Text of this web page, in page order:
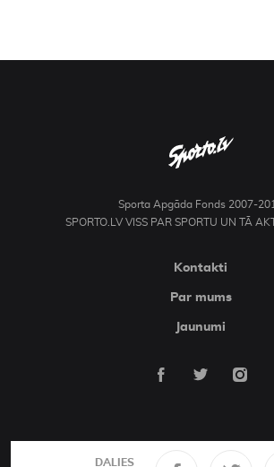
DALIES
Sporta Apgāda Fonds 2007-
SPORTO.LV VISS PAR SPORTU UN TĀ
Kontakti
Par mums
Jaunumi